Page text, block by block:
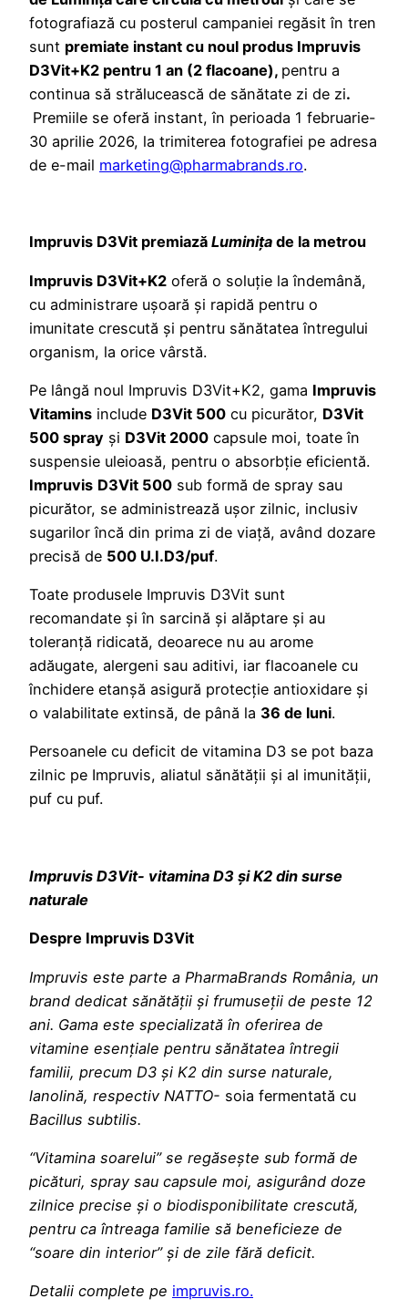
fotografiază cu posterul campaniei regăsit în tren
sunt premiate instant cu noul produs Impruvis
D3Vit+K2 pentru 1 an (2 flacoane), pentru a
continua să strălucească de sănătate zi de zi.
Premiile se oferă instant, în perioada 1 februarie-
30 aprilie 2026, la trimiterea fotografiei pe adresa
de e-mail marketing@pharmabrands.ro.
Impruvis D3Vit premiază Luminița de la metrou
Impruvis D3Vit+K2 oferă o soluție la îndemână,
cu administrare ușoară și rapidă pentru o
imunitate crescută și pentru sănătatea întregului
organism, la orice vârstă.
Pe lângă noul Impruvis D3Vit+K2, gama Impruvis
Vitamins include D3Vit 500 cu picurător, D3Vit
500 spray și D3Vit 2000 capsule moi, toate în
suspensie uleioasă, pentru o absorbție eficientă.
Impruvis D3Vit 500 sub formă de spray sau
picurător, se administrează ușor zilnic, inclusiv
sugarilor încă din prima zi de viață, având dozare
precisă de 500 U.I.D3/puf.
Toate produsele Impruvis D3Vit sunt
recomandate și în sarcină și alăptare și au
toleranță ridicată, deoarece nu au arome
adăugate, alergeni sau aditivi, iar flacoanele cu
închidere etanșă asigură protecție antioxidare și
o valabilitate extinsă, de până la 36 de luni.
Persoanele cu deficit de vitamina D3 se pot baza
zilnic pe Impruvis, aliatul sănătății și al imunității,
puf cu puf.
Impruvis D3Vit- vitamina D3 și K2 din surse
naturale
Despre Impruvis D3Vit
Impruvis este parte a PharmaBrands România, un
brand dedicat sănătății și frumuseții de peste 12
ani. Gama este specializată în oferirea de
vitamine esențiale pentru sănătatea întregii
familii, precum D3 și K2 din surse naturale,
lanolină, respectiv NATTO- soia fermentată cu
Bacillus subtilis.
“Vitamina soarelui” se regăsește sub formă de
picături, spray sau capsule moi, asigurând doze
zilnice precise și o biodisponibilitate crescută,
pentru ca întreaga familie să beneficieze de
“soare din interior” și de zile fără deficit.
Detalii complete pe impruvis.ro.